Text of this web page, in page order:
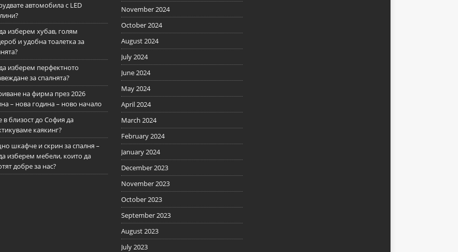
автомобила с LED
изберем хубав, голям
и удобна тоалетка за
изберем перфектното
за спалнята?
на фирма през 2026
– нова година – ново начало
в близост до София да
каякинг?
шкафче и скрин за спалня –
изберем мебели, които да
добре за нас?
November 2024
October 2024
August 2024
July 2024
June 2024
May 2024
April 2024
March 2024
February 2024
January 2024
December 2023
November 2023
October 2023
September 2023
August 2023
July 2023